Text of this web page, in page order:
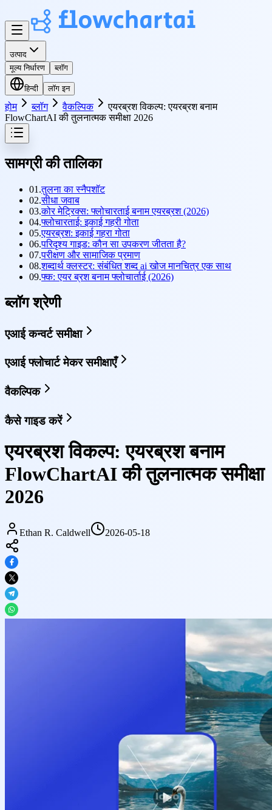
उत्पाद
मूल्य निर्धारण
ब्लॉग
हिन्दी लॉग इन
होम ब्लॉग वैकल्पिक
एयरब्रश विकल्प: एयरब्रश बनाम
FlowChartAI की तुलनात्मक समीक्षा 2026
सामग्री की तालिका
01.तुलना का स्नैपशॉट
02.सीधा जवाब
03.कोर मेट्रिक्स: फ्लोचारताई बनाम एयरब्रश (2026)
04.फ्लोचारताई: इकाई गहरी गोता
05.एयरब्रश: इकाई गहरा गोता
06.परिदृश्य गाइड: कौन सा उपकरण जीतता है?
07.परीक्षण और सामाजिक प्रमाण
08.शब्दार्थ क्लस्टर: संबंधित शब्द ai खोज मानचित्र एक साथ
09.फ्क: एयर ब्रश बनाम फ्लोचार्ताई (2026)
ब्लॉग श्रेणी
एआई कन्वर्ट समीक्षा
एआई फ्लोचार्ट मेकर समीक्षाएँ
वैकल्पिक
कैसे गाइड करें
एयरब्रश विकल्प: एयरब्रश बनाम
FlowChartAI की तुलनात्मक समीक्षा
2026
Ethan R. Caldwell 2026-05-18